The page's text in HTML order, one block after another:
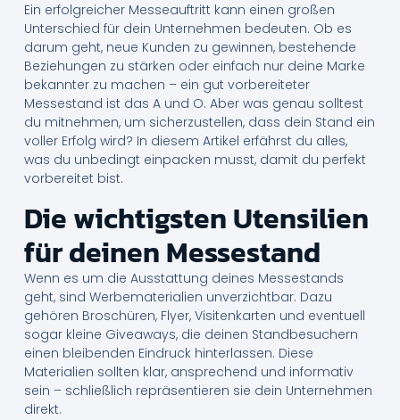
Ein erfolgreicher Messeauftritt kann einen großen
Unterschied für dein Unternehmen bedeuten. Ob es
darum geht, neue Kunden zu gewinnen, bestehende
Beziehungen zu stärken oder einfach nur deine Marke
bekannter zu machen – ein gut vorbereiteter
Messestand ist das A und O. Aber was genau solltest
du mitnehmen, um sicherzustellen, dass dein Stand ein
voller Erfolg wird? In diesem Artikel erfährst du alles,
was du unbedingt einpacken musst, damit du perfekt
vorbereitet bist.
Die wichtigsten Utensilien
für deinen Messestand
Wenn es um die Ausstattung deines Messestands
geht, sind Werbematerialien unverzichtbar. Dazu
gehören Broschüren, Flyer, Visitenkarten und eventuell
sogar kleine Giveaways, die deinen Standbesuchern
einen bleibenden Eindruck hinterlassen. Diese
Materialien sollten klar, ansprechend und informativ
sein – schließlich repräsentieren sie dein Unternehmen
direkt.